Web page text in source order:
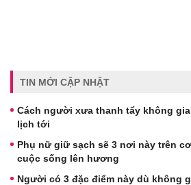
TIN MỚI CẬP NHẬT
Cách người xưa thanh tẩy không
lịch tới
Phụ nữ giữ sạch sẽ 3 nơi này trên
cuộc sống lên hương
Người có 3 đặc điểm này dù không